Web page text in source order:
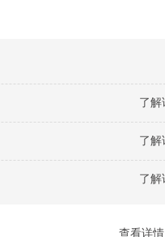
了解
了解
了解
查看详